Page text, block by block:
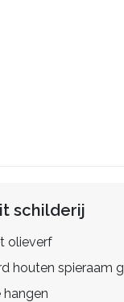
schilderij
olieverf
houten spieraam